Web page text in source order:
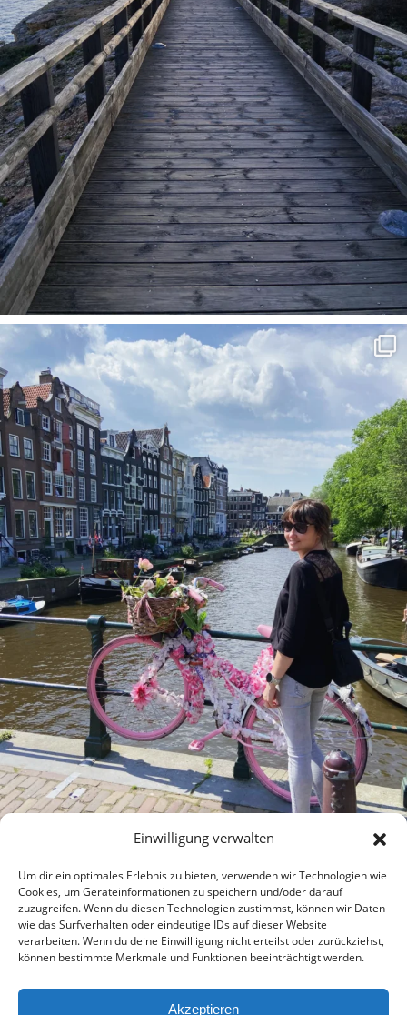
Einwilligung verwalten
Um dir ein optimales Erlebnis zu bieten, verwenden wir Technologien wie
Cookies, um Geräteinformationen zu speichern und/oder darauf
zuzugreifen. Wenn du diesen Technologien zustimmst, können wir Daten
wie das Surfverhalten oder eindeutige IDs auf dieser Website
verarbeiten. Wenn du deine Einwillligung nicht erteilst oder zurückziehst,
können bestimmte Merkmale und Funktionen beeinträchtigt werden.
Akzeptieren